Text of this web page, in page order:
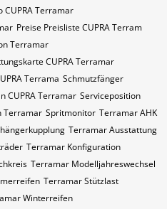
CUPRA Terramar
Preise Preisliste CUPRA Terram
Terramar
CUPRA Terramar
Terrama Schmutzfänger
CUPRA Terramar Serviceposition
Terramar Spritmonitor Terramar AHK
Terramar Ausstattung
Terramar Konfiguration
Terramar Modelljahreswechsel
Terramar Stützlast
Winterreifen